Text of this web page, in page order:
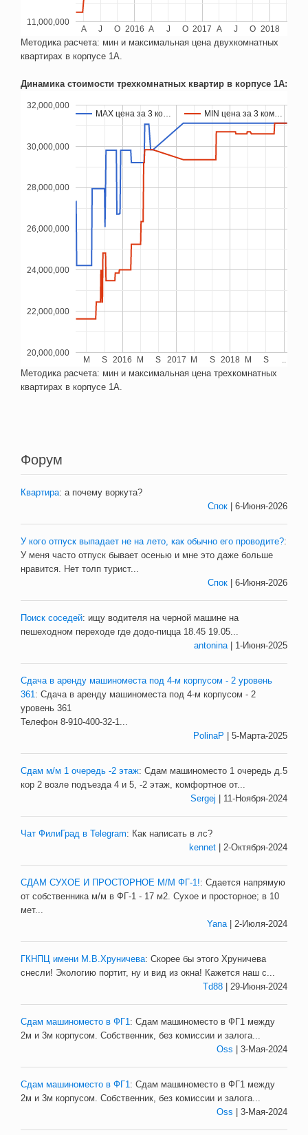
2016 2017 2018
A J O A J O A J O
11,000,000
Методика расчета: мин и максимальная цена двухкомнатных
квартирах в корпусе 1А.
Динамика стоимости трехкомнатных квартир в корпусе 1А:
2016 2017 2018 ..
M S M S M S M S
20,000,000
22,000,000
24,000,000
26,000,000
28,000,000
30,000,000
32,000,000
MAX цена за 3 ко…
MAX цена за 3 ко… MIN цена за 3 ком…
MIN цена за 3 ком…
Методика расчета: мин и максимальная цена трехкомнатных
квартирах в корпусе 1А.
Форум
Квартира: а почему воркута?
Спок | 6-Июня-2026
У кого отпуск выпадает не на лето, как обычно его проводите?:
У меня часто отпуск бывает осенью и мне это даже больше
нравится. Нет толп турист...
Спок | 6-Июня-2026
Поиск соседей: ищу водителя на черной машине на
пешеходном переходе где додо-пицца 18.45 19.05...
antonina| 1-Июня-2025
Сдача в аренду машиноместа под 4-м корпусом - 2 уровень
361: Сдача в аренду машиноместа под 4-м корпусом - 2
уровень 361
Телефон 8-910-400-32-1...
PolinaP | 5-Марта-2025
Сдам м/м 1 очередь -2 этаж: Сдам машиноместо 1 очередь д.5
кор 2 возле подъезда 4 и 5, -2 этаж, комфортное от...
Sergej | 11-Ноября-2024
Чат ФилиГрад в Telegram: Как написать в лс?
kennet | 2-Октября-2024
СДАМ СУХОЕ И ПРОСТОРНОЕ М/М ФГ-1!: Сдается напрямую
от собственника м/м в ФГ-1 - 17 м2. Сухое и просторное; в 10
мет...
Yana| 2-Июля-2024
ГКНПЦ имени М.В.Хруничева: Скорее бы этого Хруничева
снесли! Экологию портит, ну и вид из окна! Кажется наш с...
Td88 | 29-Июня-2024
Сдам машиноместо в ФГ1: Сдам машиноместо в ФГ1 между
2м и 3м корпусом. Собственник, без комиссии и залога...
Oss | 3-Мая-2024
Сдам машиноместо в ФГ1: Сдам машиноместо в ФГ1 между
2м и 3м корпусом. Собственник, без комиссии и залога...
Oss | 3-Мая-2024